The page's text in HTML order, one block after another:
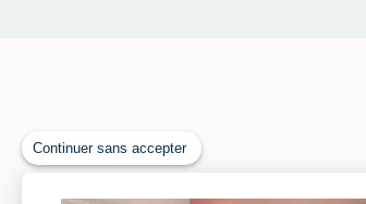
Inscrivez-vous à notre
Continuer sans accepter